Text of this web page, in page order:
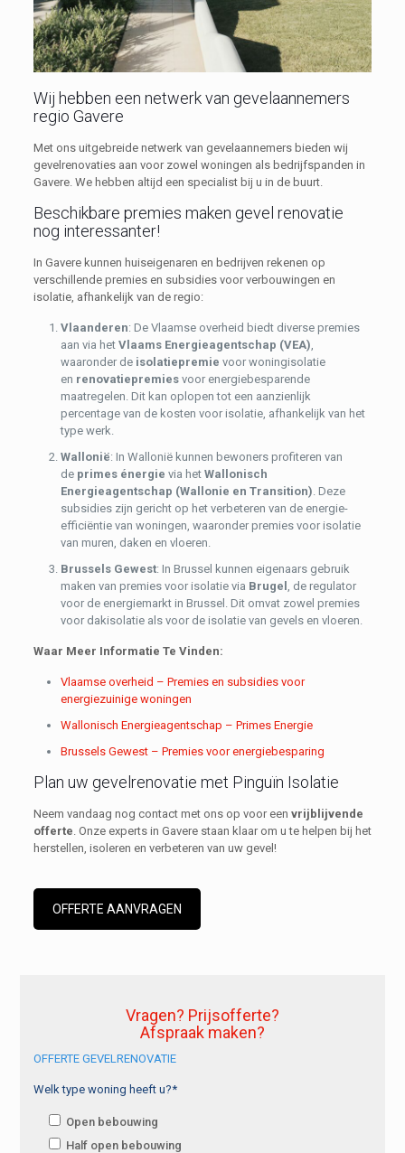
Wij hebben een netwerk van gevelaannemers
regio Gavere
Met ons uitgebreide netwerk van gevelaannemers bieden wij
gevelrenovaties aan voor zowel woningen als bedrijfspanden in
Gavere. We hebben altijd een specialist bij u in de buurt.
Beschikbare premies maken gevel renovatie
nog interessanter!
In Gavere kunnen huiseigenaren en bedrijven rekenen op
verschillende premies en subsidies voor verbouwingen en
isolatie, afhankelijk van de regio:
Vlaanderen: De Vlaamse overheid biedt diverse premies
aan via het Vlaams Energieagentschap (VEA)
waaronder de isolatiepremie voor woningisolatie
en renovatiepremiesvoor energiebesparende
maatregelen. Dit kan oplopen tot een aanzienlijk
percentage van de kosten voor isolatie, afhankelijk van het
type werk.
Wallonië: In Wallonië kunnen bewoners profiteren van
de primes énergie via het Wallonisch
Energieagentschap (Wallonie en Transition) . Deze
subsidies zijn gericht op het verbeteren van de energie-
efficiëntie van woningen, waaronder premies voor isolatie
van muren, daken en vloeren.
Brussels Gewest: In Brussel kunnen eigenaars gebruik
maken van premies voor isolatie via Brugel
, de regulator
voor de energiemarkt in Brussel. Dit omvat zowel premies
voor dakisolatie als voor de isolatie van gevels en vloeren.
Waar Meer Informatie Te Vinden:
Vlaamse overheid – Premies en subsidies voor
energiezuinige woningen
Wallonisch Energieagentschap – Primes Energie
Brussels Gewest – Premies voor energiebesparing
Plan uw gevelrenovatie met Pinguïn Isolatie
Neem vandaag nog contact met ons op voor een vrijblijvende
offerte . Onze experts in Gavere staan klaar om u te helpen bij het
herstellen, isoleren en verbeteren van uw gevel!
OFFERTE AANVRAGEN
Vragen? Prijsofferte?
Afspraak maken?
OFFERTE GEVELRENOVATIE
Welk type woning heeft u?*
Open bebouwing
Half open bebouwing